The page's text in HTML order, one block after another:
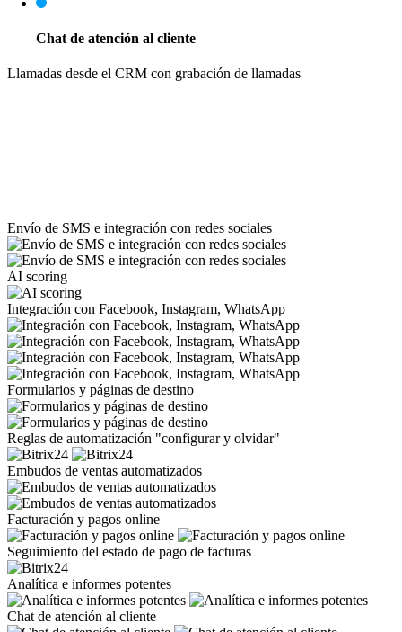
Chat de atención al cliente
Llamadas desde el CRM con grabación de llamadas
Envío de SMS e integración con redes sociales
AI scoring
Integración con Facebook, Instagram, WhatsApp
Formularios y páginas de destino
Reglas de automatización "configurar y olvidar"
Embudos de ventas automatizados
Facturación y pagos online
Seguimiento del estado de pago de facturas
Analítica e informes potentes
Chat de atención al cliente